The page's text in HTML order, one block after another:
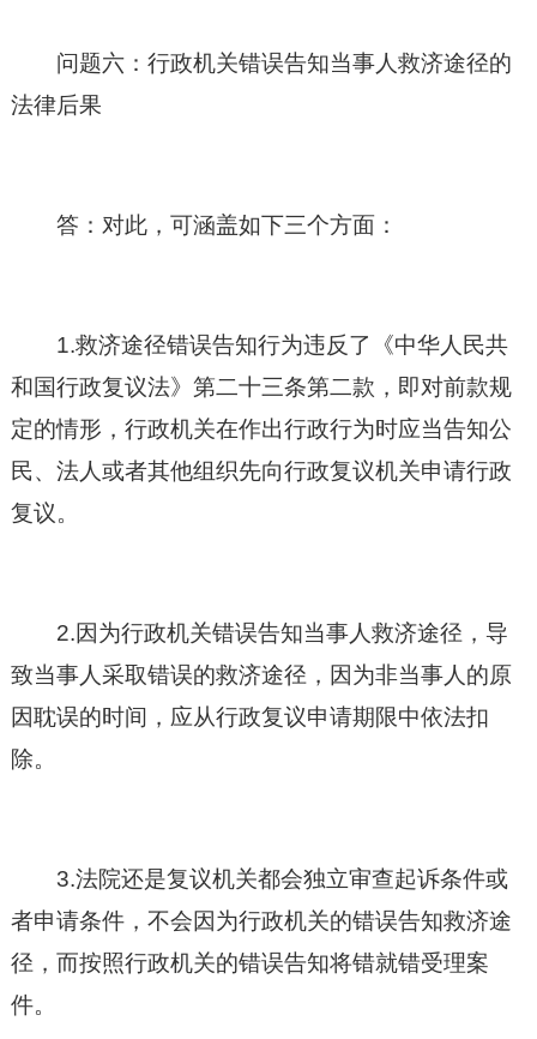
问题六：行政机关错误告知当事人救济途径的
法律后果
答：对此，可涵盖如下三个方面：
1.救济途径错误告知行为违反了《中华人民共
和国行政复议法》第二十三条第二款，即对前款规
定的情形，行政机关在作出行政行为时应当告知公
民、法人或者其他组织先向行政复议机关申请行政
复议。
2.因为行政机关错误告知当事人救济途径，导
致当事人采取错误的救济途径，因为非当事人的原
因耽误的时间，应从行政复议申请期限中依法扣
除。
3.法院还是复议机关都会独立审查起诉条件或
者申请条件，不会因为行政机关的错误告知救济途
径，而按照行政机关的错误告知将错就错受理案
件。